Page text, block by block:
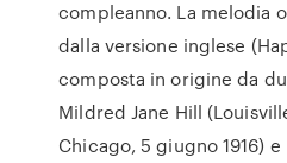
compleanno. La melodia
dalla versione inglese
composta in origine da
Mildred Jane Hill
Chicago, 5 giugno 1916)